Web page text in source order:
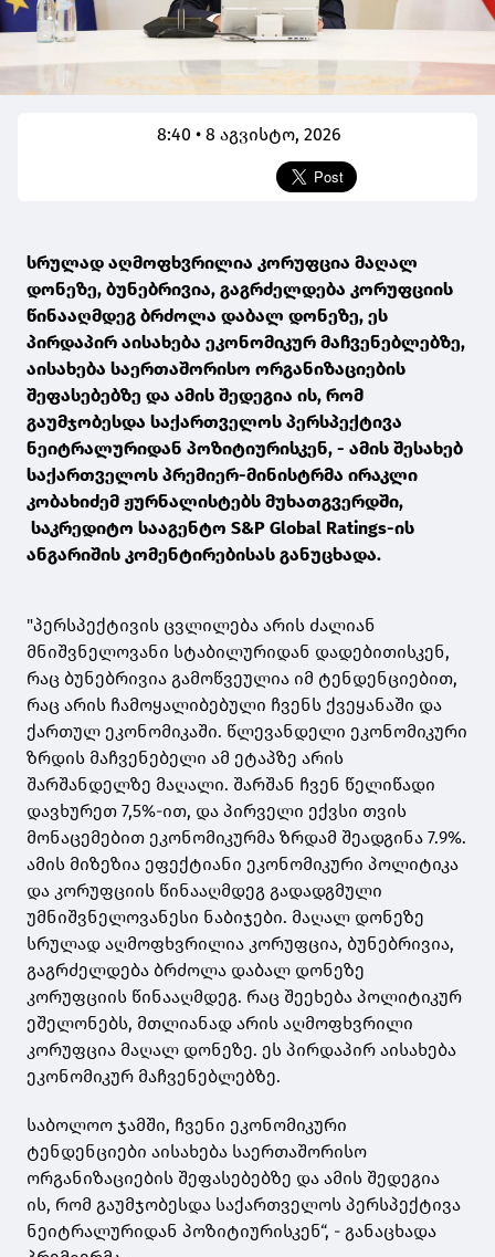
8:40 • 8 აგვისტო, 2026
სრულად აღმოფხვრილია კორუფცია მაღალ
დონეზე, ბუნებრივია, გაგრძელდება კორუფციის
წინააღმდეგ ბრძოლა დაბალ დონეზე, ეს
პირდაპირ აისახება ეკონომიკურ მაჩვენებლებზე,
აისახება საერთაშორისო ორგანიზაციების
შეფასებებზე და ამის შედეგია ის, რომ
გაუმჯობესდა საქართველოს პერსპექტივა
ნეიტრალურიდან პოზიტიურისკენ, - ამის შესახებ
საქართველოს პრემიერ-მინისტრმა ირაკლი
კობახიძემ ჟურნალისტებს მუხათგვერდში,
საკრედიტო სააგენტო S&P Global Ratings-ის
ანგარიშის კომენტირებისას განუცხადა.
"პერსპექტივის ცვლილება არის ძალიან
მნიშვნელოვანი სტაბილურიდან დადებითისკენ,
რაც ბუნებრივია გამოწვეულია იმ ტენდენციებით,
რაც არის ჩამოყალიბებული ჩვენს ქვეყანაში და
ქართულ ეკონომიკაში. წლევანდელი ეკონომიკური
ზრდის მაჩვენებელი ამ ეტაპზე არის
შარშანდელზე მაღალი. შარშან ჩვენ წელიწადი
დავხურეთ 7,5%-ით, და პირველი ექვსი თვის
მონაცემებით ეკონომიკურმა ზრდამ შეადგინა 7.9%.
ამის მიზეზია ეფექტიანი ეკონომიკური პოლიტიკა
და კორუფციის წინააღმდეგ გადადგმული
უმნიშვნელოვანესი ნაბიჯები. მაღალ დონეზე
სრულად აღმოფხვრილია კორუფცია, ბუნებრივია,
გაგრძელდება ბრძოლა დაბალ დონეზე
კორუფციის წინააღმდეგ. რაც შეეხება პოლიტიკურ
ეშელონებს, მთლიანად არის აღმოფხვრილი
კორუფცია მაღალ დონეზე. ეს პირდაპირ აისახება
ეკონომიკურ მაჩვენებლებზე.
საბოლოო ჯამში, ჩვენი ეკონომიკური
ტენდენციები აისახება საერთაშორისო
ორგანიზაციების შეფასებებზე და ამის შედეგია
ის, რომ გაუმჯობესდა საქართველოს პერსპექტივა
ნეიტრალურიდან პოზიტიურისკენ“, - განაცხადა